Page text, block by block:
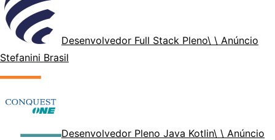
Desenvolvedor Full Stack Pleno\ \ Anúncio
Stefanini Brasil
Desenvolvedor Pleno Java Kotlin\ \ Anúncio